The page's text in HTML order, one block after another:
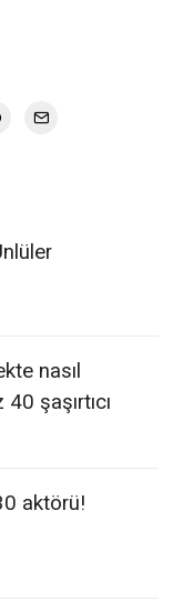
nasıl
şaşırtıcı
aktörü!